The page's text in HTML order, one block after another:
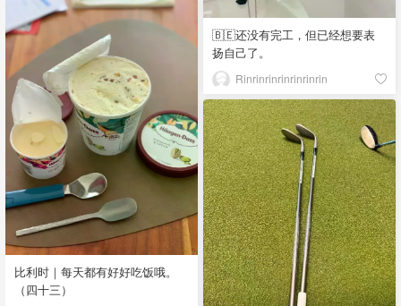
🇧🇪还没有完工，但已经想要表
扬自己了。
Rinrinrinrinrinrinrin
比利时｜每天都有好好吃饭哦。
（四十三）